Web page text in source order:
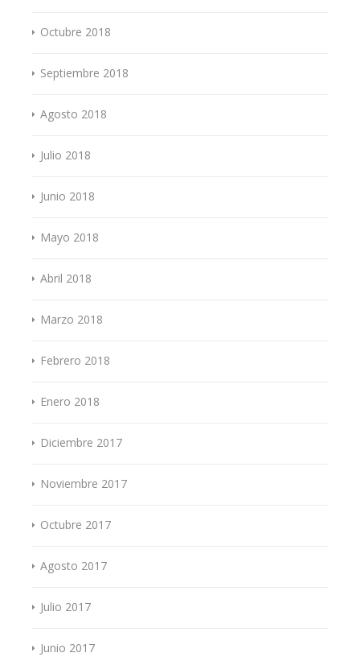
Octubre 2018
Septiembre 2018
Agosto 2018
Julio 2018
Junio 2018
Mayo 2018
Abril 2018
Marzo 2018
Febrero 2018
Enero 2018
Diciembre 2017
Noviembre 2017
Octubre 2017
Agosto 2017
Julio 2017
Junio 2017